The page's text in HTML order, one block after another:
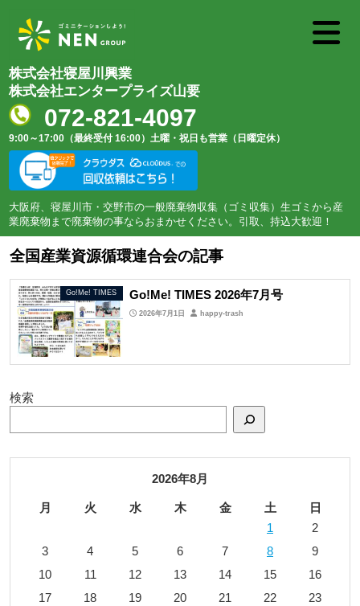
株式会社寝屋川興業
株式会社エンタープライズ山要
072-821-4097
9:00～17:00（最終受付 16:00） 土曜・祝日も営業（日曜定休）
大阪府、寝屋川市・交野市の一般廃棄物収集（ゴミ収集）生ゴミから産
業廃棄物まで廃棄物の事ならおまかせください。引取、持込大歓迎！
全国産業資源循環連合会の記事
Go!Me! TIMES Go!Me! TIMES 2026年7月号
2026年7月1日 happy-trash
検索
2026年8月
月 火 水 木 金 土
日
1
2
3
4 5 6 7 8
9
10
11 12 13 14 15
16
17
18 19 20 21 22
23